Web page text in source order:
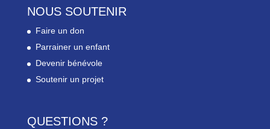
NOUS SOUTENIR
Faire un don
Parrainer un enfant
Devenir bénévole
Soutenir un projet
QUESTIONS ?